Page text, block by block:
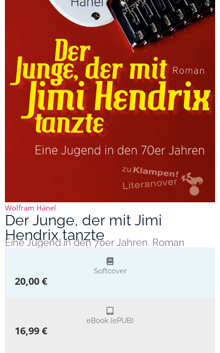
Wolfram Hänel
Der Junge, der mit Jimi
Hendrix tanzte
Eine Jugend in den 70er Jahren. Roman
Softcover
20,00 €
eBook (ePUB)
16,99 €